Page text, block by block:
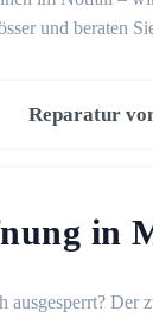
und beraten
Reparatur
in
ausgesperrt? Der